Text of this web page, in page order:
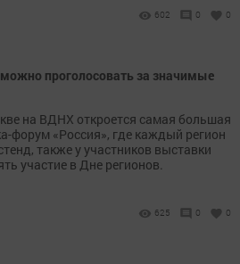
602 0 0
проголосовать за значимые
на ВДНХ откроется самая большая
форум «Россия», где каждый регион
также у участников выставки
участие в Дне регионов.
625 0 0